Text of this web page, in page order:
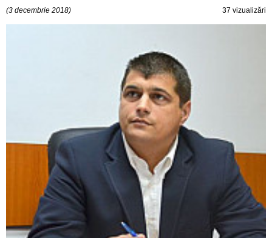
(3 decembrie 2018) 37 vizualizări